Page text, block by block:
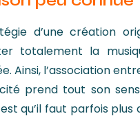
d’une création
totalement la
Ainsi, l’association
prend tout son
qu’il faut parfois